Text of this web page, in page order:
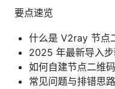
要点速览
什么是 V2ray 节点
2025 年最新导入步
如何自建节点二维
常见问题与排错思路